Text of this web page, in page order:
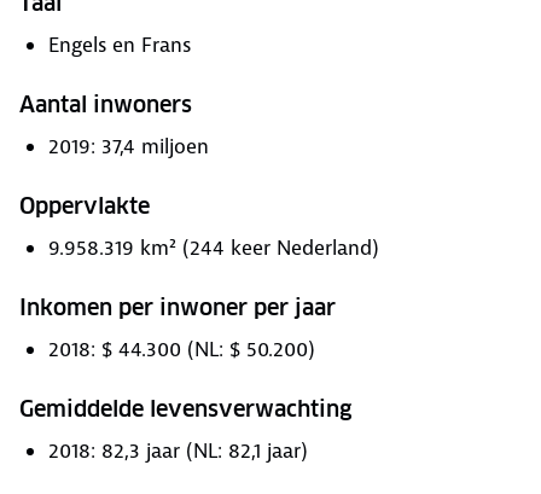
Engels en Frans
Aantal inwoners
2019: 37,4 miljoen
Oppervlakte
9.958.319 km² (244 keer Nederland)
Inkomen per inwoner per jaar
2018: $ 44.300 (NL: $ 50.200)
Gemiddelde levensverwachting
2018: 82,3 jaar (NL: 82,1 jaar)